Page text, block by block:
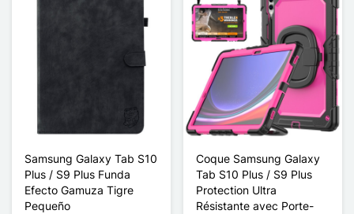
Samsung Galaxy Tab S10
Plus / S9 Plus Funda
Efecto Gamuza Tigre
Pequeño
Coque Samsung Galaxy
Tab S10 Plus / S9 Plus
Protection Ultra
Résistante avec Porte-